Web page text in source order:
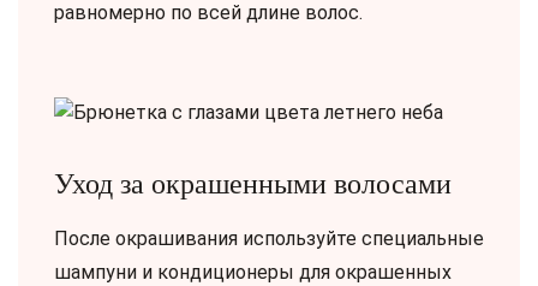
равномерно по всей длине волос.
Уход за окрашенными волосами
После окрашивания используйте специальные
шампуни и кондиционеры для окрашенных